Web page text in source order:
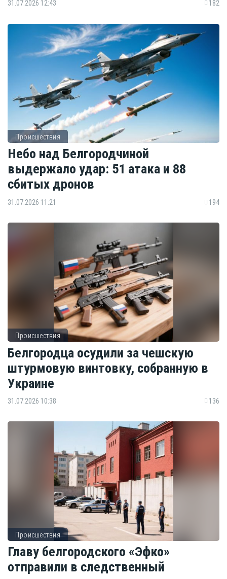
31.07.2026 12:43 182
Происшествия
Небо над Белгородчиной
выдержало удар: 51 атака и 88
сбитых дронов
31.07.2026 11:21 194
Происшествия
Белгородца осудили за чешскую
штурмовую винтовку, собранную в
Украине
31.07.2026 10:38 136
Происшествия
Главу белгородского «Эфко»
отправили в следственный